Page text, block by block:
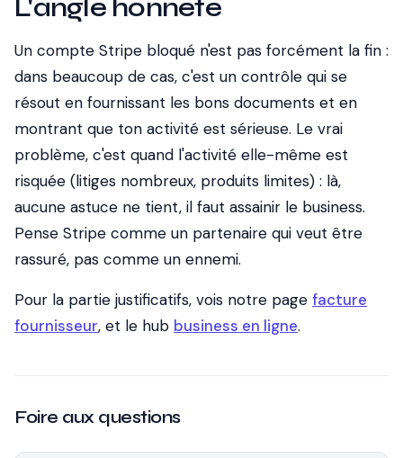
L'angle honnête
Un compte Stripe bloqué n'est pas forcément la fin :
dans beaucoup de cas, c'est un contrôle qui se
résout en fournissant les bons documents et en
montrant que ton activité est sérieuse. Le vrai
problème, c'est quand l'activité elle-même est
risquée (litiges nombreux, produits limites) : là,
aucune astuce ne tient, il faut assainir le business.
Pense Stripe comme un partenaire qui veut être
rassuré, pas comme un ennemi.
Pour la partie justificatifs, vois notre page facture
fournisseur, et le hub business en ligne.
Foire aux questions